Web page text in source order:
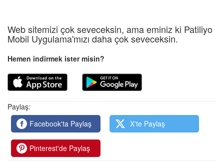
Web sitemizi çok seveceksin, ama eminiz ki Patiliyo
Mobil Uygulama'mızı daha çok seveceksin.
Hemen indirmek ister misin?
Paylaş:
Facebook'ta Paylaş
X'te Paylaş
Pinterest'de Paylaş